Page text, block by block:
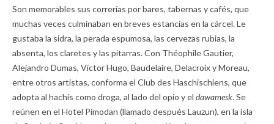
Son memorables sus correrías por bares, tabernas y cafés, que
muchas veces culminaban en breves estancias en la cárcel. Le
gustaba la sidra, la perada espumosa, las cervezas rubias, la
absenta, los claretes y las pitarras. Con Théophile Gautier,
Alejandro Dumas, Victor Hugo, Baudelaire, Delacroix y Moreau,
entre otros artistas, conforma el Club des Haschischiens, que
adopta al hachís como droga, al lado del opio y el dawamesk. Se
reúnen en el Hotel Pimodan (llamado después Lauzun), en la isla